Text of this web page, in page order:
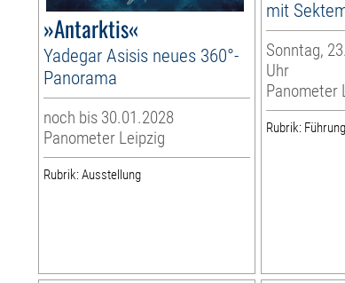
»Antarktis«
Yadegar Asisis neues 360°-
Panorama
noch bis 30.01.2028
Panometer Leipzig
Rubrik: Ausstellung
mit
Sonntag,
Uhr
Panometer
Rubrik: Führung